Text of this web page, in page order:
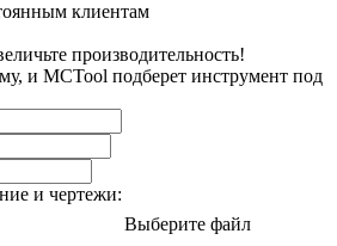
клиентам
производительность!
и MCTool подберет инструмент под
и чертежи:
Выберите файл